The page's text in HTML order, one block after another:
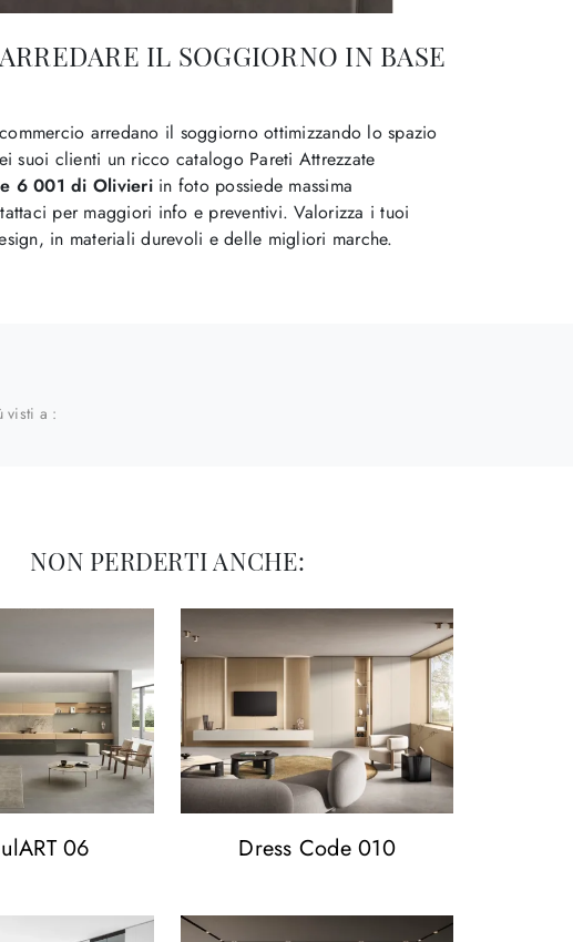
IL SOGGIORNO IN BASE
arredano il soggiorno ottimizzando lo spazio
suoi clienti un ricco catalogo Pareti Attrezzate
6 001 di Olivieriin foto possiede massima
per maggiori info e preventivi. Valorizza i tuoi
in materiali durevoli e delle migliori marche.
visti a :
NON PERDERTI ANCHE:
06 Dress Code 010